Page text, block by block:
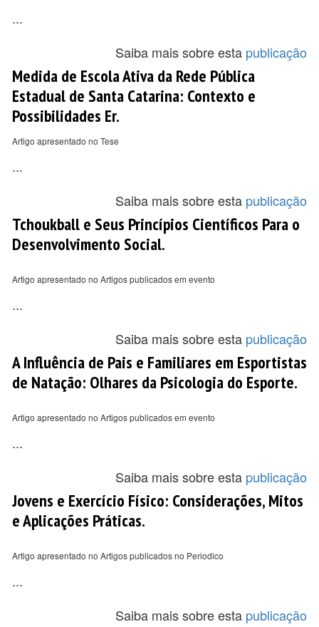
...
Saiba mais sobre esta publicação
Medida de Escola Ativa da Rede Pública
Estadual de Santa Catarina: Contexto e
Possibilidades Er.
Artigo apresentado no Tese
...
Saiba mais sobre esta publicação
Tchoukball e Seus Princípios Científicos Para o
Desenvolvimento Social.
Artigo apresentado no Artigos publicados em evento
...
Saiba mais sobre esta publicação
A Influência de Pais e Familiares em Esportistas
de Natação: Olhares da Psicologia do Esporte.
Artigo apresentado no Artigos publicados em evento
...
Saiba mais sobre esta publicação
Jovens e Exercício Físico: Considerações, Mitos
e Aplicações Práticas.
Artigo apresentado no Artigos publicados no Periodico
...
Saiba mais sobre esta publicação